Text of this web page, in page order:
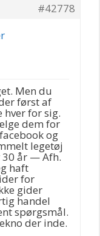
#42778
Men du
først af
hver for sig.
dem for
og
legetøj
år — Afh.
haft
for
gider
handel
spørgsmål.
der inde.